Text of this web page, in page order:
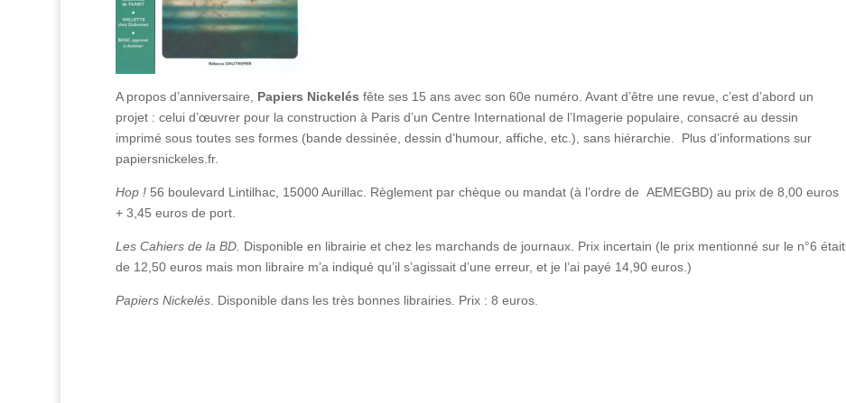
A propos d’anniversaire, Papiers Nickelés fête ses 15 ans avec son 60e numéro. Avant d’être une revue, c’est d’abord un
projet : celui d’œuvrer pour la construction à Paris d’un Centre International de l’Imagerie populaire, consacré au dessin
imprimé sous toutes ses formes (bande dessinée, dessin d’humour, affiche, etc.), sans hiérarchie. Plus d’informations sur
papiersnickeles.fr.
Hop !56 boulevard Lintilhac, 15000 Aurillac. Règlement par chèque ou mandat (à l’ordre de AEMEGBD) au prix de 8,00 euros
+ 3,45 euros de port.
Les Cahiers de la BD. Disponible en librairie et chez les marchands de journaux. Prix incertain (le prix mentionné sur le n°6 était
de 12,50 euros mais mon libraire m’a indiqué qu’il s’agissait d’une erreur, et je l’ai payé 14,90 euros.)
Papiers Nickelés. Disponible dans les très bonnes librairies. Prix : 8 euros.